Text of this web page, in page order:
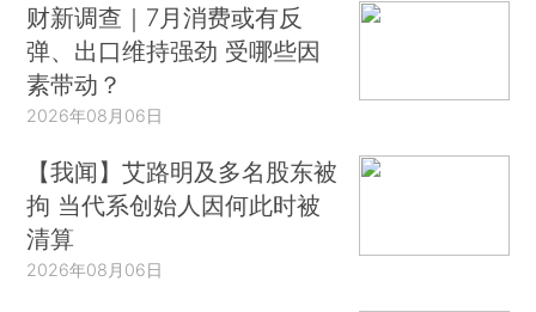
财新调查｜7月消费或有反
弹、出口维持强劲 受哪些因
素带动？
2026年08月06日
【我闻】艾路明及多名股东被
拘 当代系创始人因何此时被
清算
2026年08月06日